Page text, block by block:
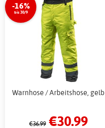
-16%
bis 30/9
Warnhose / Arbeitshose, gelb
€36.99 €30.99